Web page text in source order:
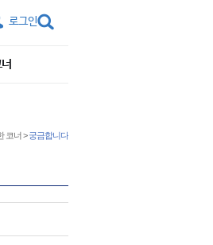
로그인
코너>궁금합니다